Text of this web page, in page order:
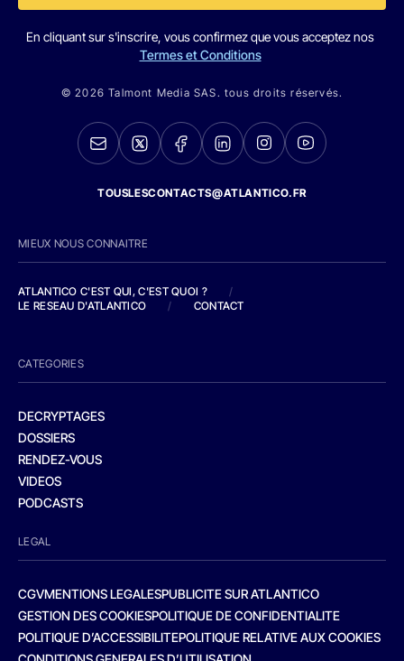
En cliquant sur s'inscrire, vous confirmez que vous acceptez nos
Termes et Conditions
© 2026 Talmont Media SAS. tous droits réservés.
TOUSLESCONTACTS@ATLANTICO.FR
MIEUX NOUS CONNAITRE
ATLANTICO C'EST QUI, C'EST QUOI ?
/
LE RESEAU D'ATLANTICO
/ CONTACT
CATEGORIES
DECRYPTAGES
DOSSIERS
RENDEZ-VOUS
VIDEOS
PODCASTS
LEGAL
CGVMENTIONS LEGALESPUBLICITE SUR ATLANTICO
GESTION DES COOKIESPOLITIQUE DE CONFIDENTIALITE
POLITIQUE D’ACCESSIBILITEPOLITIQUE RELATIVE AUX COOKIES